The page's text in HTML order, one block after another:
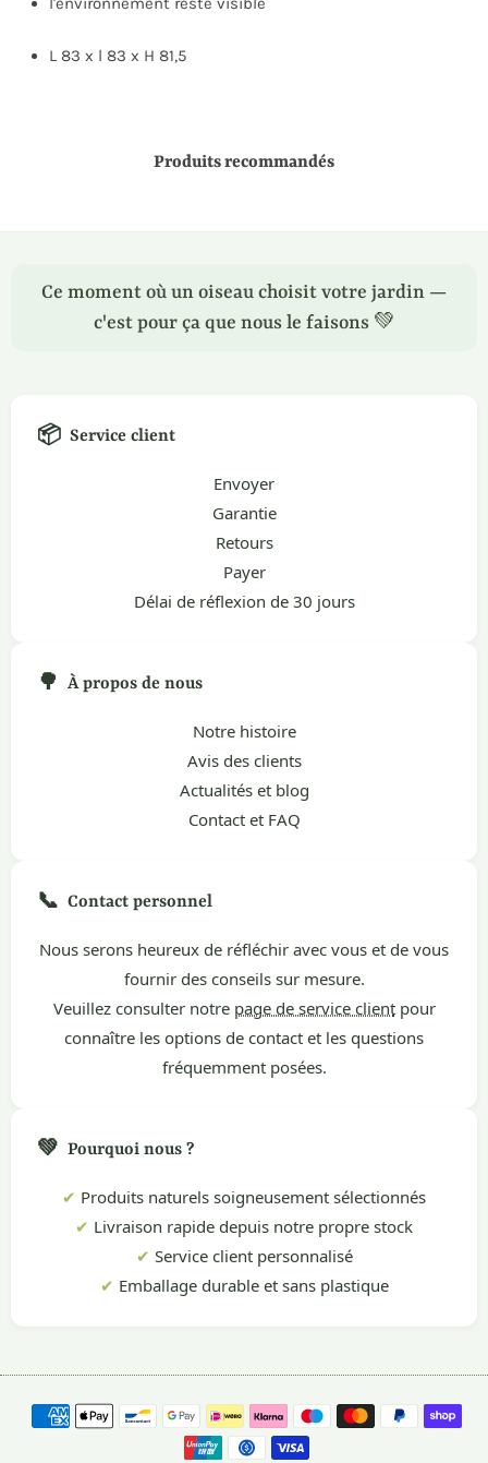
L 83 x l 83 x H 81,5
Produits recommandés
Ce moment où un oiseau choisit votre jardin —
c'est pour ça que nous le faisons 💚
📦 Service client
Envoyer
Garantie
Retours
Payer
Délai de réflexion de 30 jours
🌳 À propos de nous
Notre histoire
Avis des clients
Actualités et blog
Contact et FAQ
📞 Contact personnel
Nous serons heureux de réfléchir avec vous et de vous
fournir des conseils sur mesure.
Veuillez consulter notre page de service clientpour
connaître les options de contact et les questions
fréquemment posées.
💚 Pourquoi nous ?
✔ Produits naturels soigneusement sélectionnés
✔ Livraison rapide depuis notre propre stock
✔ Service client personnalisé
✔ Emballage durable et sans plastique